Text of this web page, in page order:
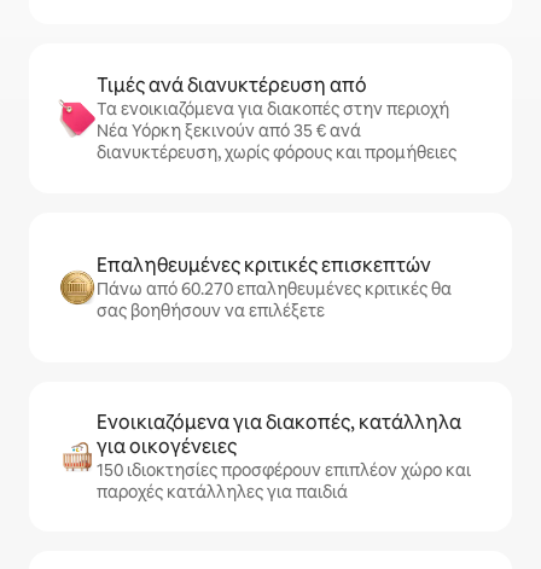
Τιμές ανά διανυκτέρευση από
Τα ενοικιαζόμενα για διακοπές στην περιοχή
Νέα Υόρκη ξεκινούν από 35 € ανά
διανυκτέρευση, χωρίς φόρους και προμήθειες
Επαληθευμένες κριτικές επισκεπτών
Πάνω από 60.270 επαληθευμένες κριτικές θα
σας βοηθήσουν να επιλέξετε
Ενοικιαζόμενα για διακοπές, κατάλληλα
για οικογένειες
150 ιδιοκτησίες προσφέρουν επιπλέον χώρο και
παροχές κατάλληλες για παιδιά